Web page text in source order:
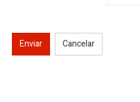
Enviar Cancelar